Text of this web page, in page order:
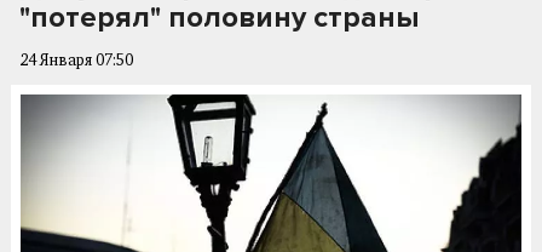
"потерял" половину страны
24 Января 07:50